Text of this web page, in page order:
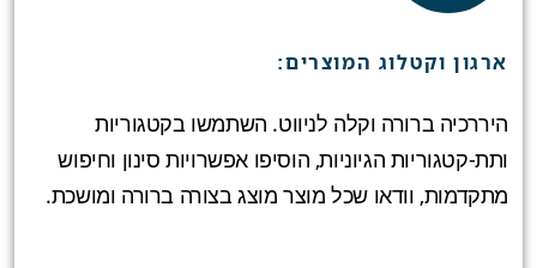
ארגון וקטלוג המוצרים:
היררכיה ברורה וקלה לניווט. השתמשו בקטגוריות
ותת-קטגוריות הגיוניות, הוסיפו אפשרויות סינון וחיפוש
מתקדמות, וודאו שכל מוצר מוצג בצורה ברורה ומושכת.